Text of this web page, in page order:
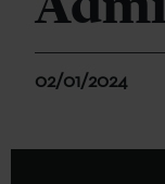
02/01/2024